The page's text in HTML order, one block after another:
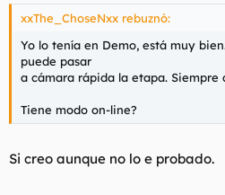
xxThe_ChoseNxx rebuznó:
Yo lo tenía en Demo, está muy
puede pasar
a cámara rápida la etapa. Siempre
Tiene modo on-line?
Si creo aunque no lo e probado.